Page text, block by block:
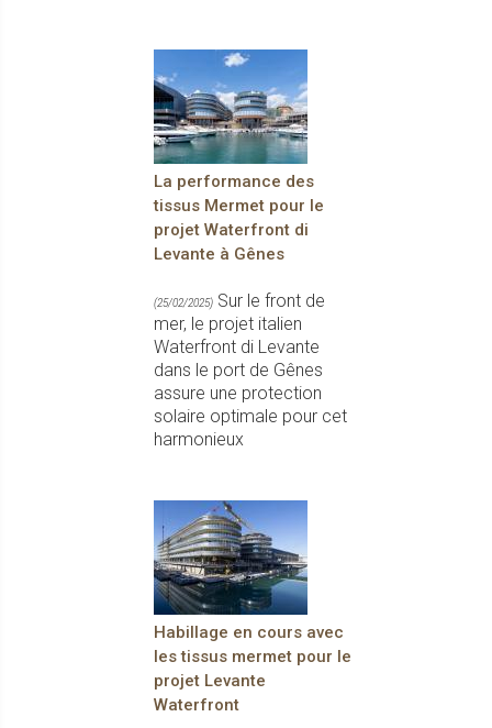
La performance des
tissus Mermet pour le
projet Waterfront di
Levante à Gênes
(25/02/2025) Sur le front de
mer, le projet italien
Waterfront di Levante
dans le port de Gênes
assure une protection
solaire optimale pour cet
harmonieux
Habillage en cours avec
les tissus mermet pour le
projet Levante
Waterfront